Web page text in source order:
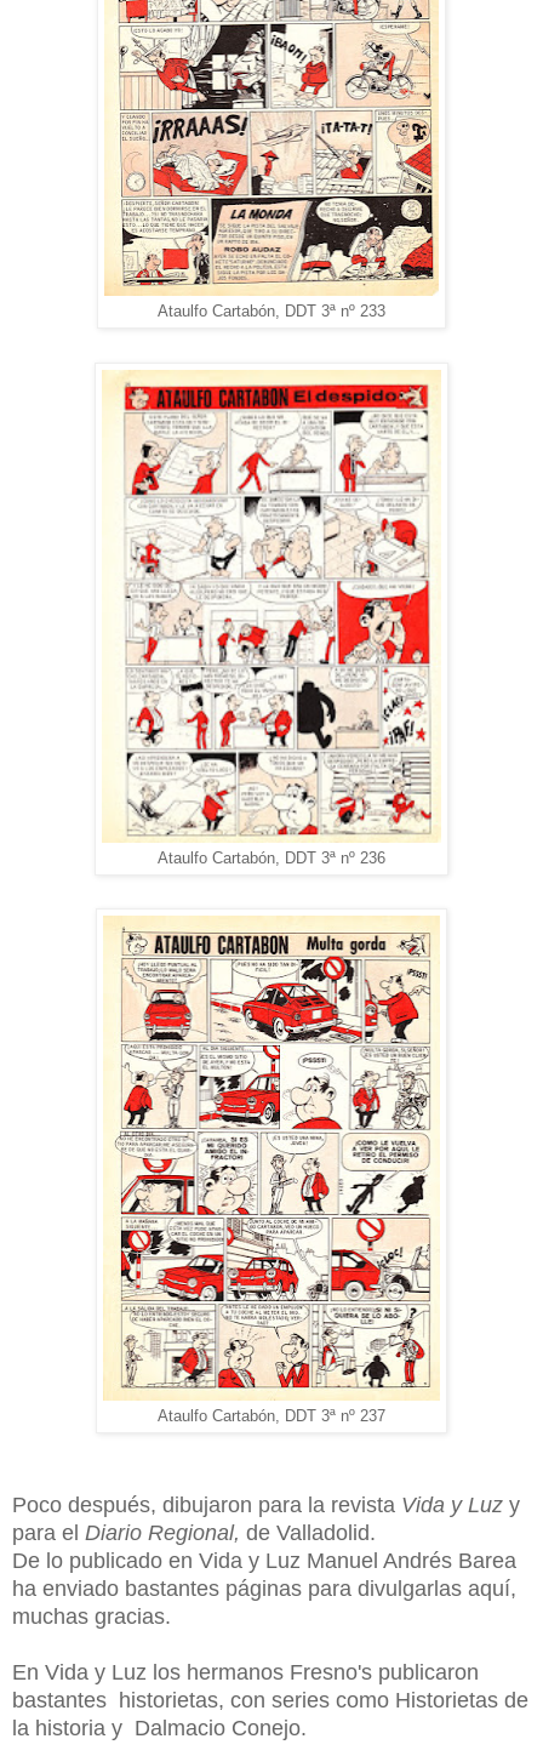
Ataulfo Cartabón, DDT 3ª nº 233
Ataulfo Cartabón, DDT 3ª nº 236
Ataulfo Cartabón, DDT 3ª nº 237
Poco después, dibujaron para la revista Vida y Luz y
para el Diario Regional, de Valladolid.
De lo publicado en Vida y Luz Manuel Andrés Barea
ha enviado bastantes páginas para divulgarlas aquí,
muchas gracias.
En Vida y Luz los hermanos Fresno's publicaron
bastantes historietas, con series como Historietas de
la historia y Dalmacio Conejo.